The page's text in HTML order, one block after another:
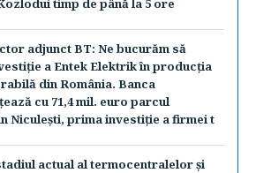
timp de până la 5 ore
adjunct BT: Ne bucurăm să
a Entek Elektrik în producţia
din România. Banca
cu 71,4 mil. euro parcul
Niculeşti, prima investiţie a firmei t
actual al termocentralelor şi